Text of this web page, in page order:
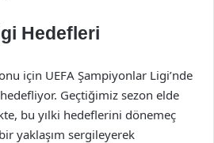
Hedefleri
için UEFA Şampiyonlar Ligi’nde
Geçtiğimiz sezon elde
bu yılki hedeflerini dönemeç
yaklaşım sergileyerek